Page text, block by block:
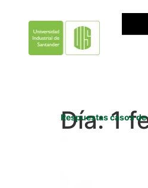
Día:1
Respuestas casos